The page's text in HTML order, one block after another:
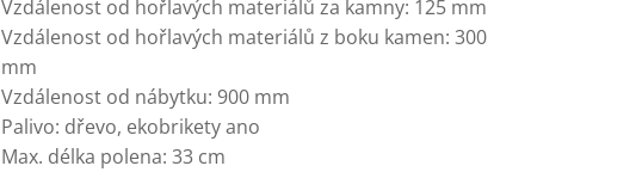
Vzdálenost od hořlavých materiálů za kamny: 125 mm
Vzdálenost od hořlavých materiálů z boku kamen: 300
mm
Vzdálenost od nábytku: 900 mm
Palivo: dřevo, ekobrikety ano
Max. délka polena: 33 cm